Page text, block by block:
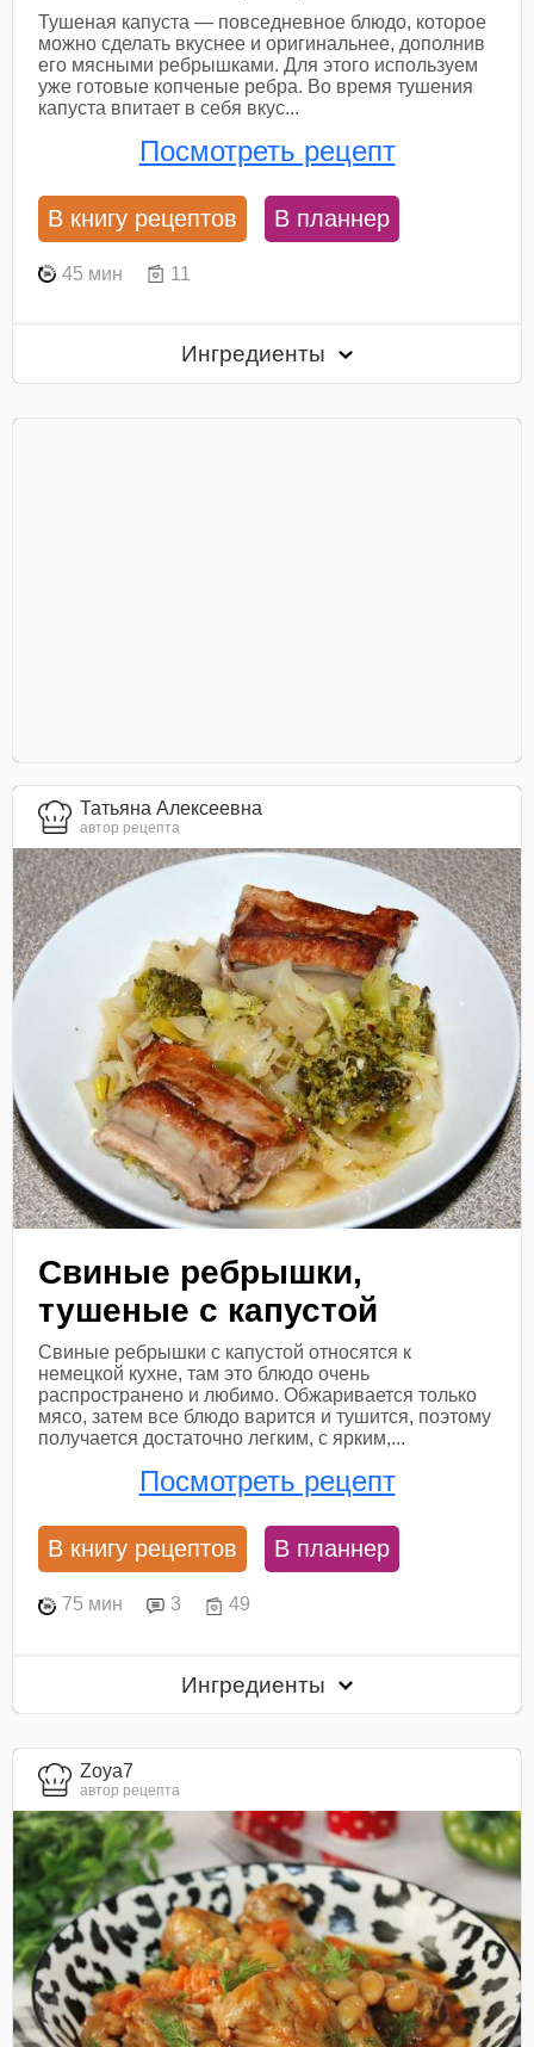
Тушеная капуста — повседневное блюдо, которое
можно сделать вкуснее и оригинальнее, дополнив
его мясными ребрышками. Для этого используем
уже готовые копченые ребра. Во время тушения
капуста впитает в себя вкус...
Посмотреть рецепт
В книгу рецептов В планнер
45 мин 11
Ингредиенты
Татьяна Алексеевна
автор рецепта
Свиные ребрышки,
тушеные с капустой
Свиные ребрышки с капустой относятся к
немецкой кухне, там это блюдо очень
распространено и любимо. Обжаривается только
мясо, затем все блюдо варится и тушится, поэтому
получается достаточно легким, с ярким,...
Посмотреть рецепт
В книгу рецептов В планнер
75 мин 3 49
Ингредиенты
Zoya7
автор рецепта